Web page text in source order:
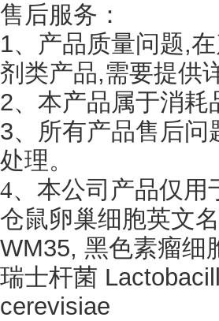
售后服务：
1、产品质量问题,
剂类产品,需要提供
2、本产品属于消
3、所有产品售后
处理。
4、 本公司产品仅用
仓鼠卵巢细胞英文名
WM35, 黑色素瘤细
瑞士杆菌
cerevisiae